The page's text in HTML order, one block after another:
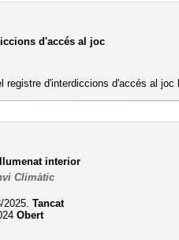
d'accés al joc
registre d'interdiccions d'accés al joc
interior
Climàtic
2025.Tancat
Obert